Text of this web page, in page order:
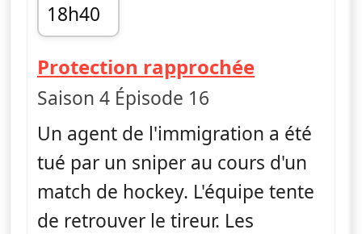
18h40
fin 19h25
Protection rapprochée— FBI
Saison 4 Épisode 16
Un agent de l'immigration a été
tué par un sniper au cours d'un
match de hockey. L'équipe tente
de retrouver le tireur. Les